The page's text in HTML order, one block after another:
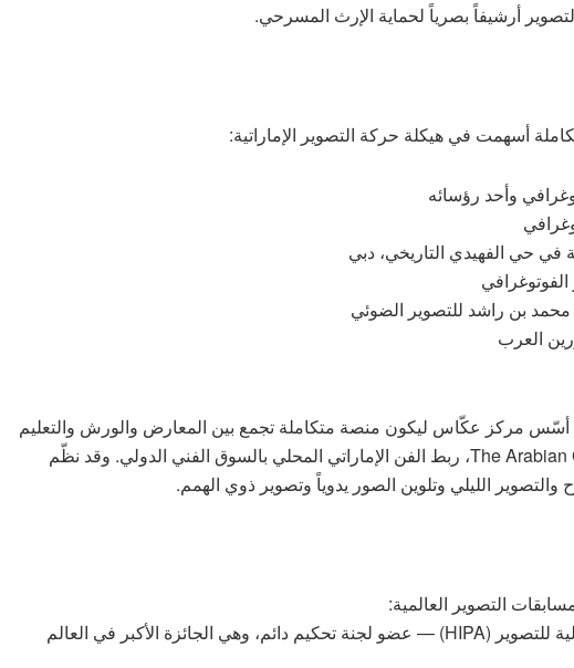
أسهمت في هيكلة حركة التصوير الإماراتية:
وأحد رؤسائه
حي الفهيدي التاريخي، دبي
محمد بن راشد للتصوير الضوئي
العرب
أسّس مركز عكّاس ليكون منصة متكاملة تجمع بين المعارض والورش والتعليم
والفن التجريبي. بالتعاون مع The Arabian Gallery، ربط الفن الإماراتي المحلي بالسوق الفني الدولي. وقد نظّم
الليلي وتلوين الصور يدوياً وتصوير ذوي الهمم.
التصوير العالمية:
جائزة حمدان بن محمد بن راشد الدولية للتصوير (HIPA) — عضو لجنة تحكيم دائم، وهي الجائزة الأكبر في العالم